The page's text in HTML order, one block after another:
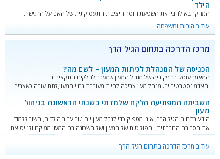
הילד
המחקר בא להבין את השפעת חוסר היציבות התעסוקתית של האם על הרגישות
האימהית שלה, שהיא מרכיב משמעותי בהתפתחות הילד בשלוש השנים הראשונות
לחיו.
עוד ב הורות ומשפחה
מרכז הדרכה בתחום הגיל הרך
הכניסה של המנהלת לכיתות המעון – לשם מה?
המאמר עוסק בתפקידיה של מנהל המעון שמעבר לחלקים התקציביים
והאדמינסטרטיביים. מנהל מעון צריכה להיות מעורבת בחיי המעון,לתת עזרה כשצריך
ולהדריך ולפקח על צוות המטפלות .
השביתה המפתיעה הלקח שלמדתי בשנתי הראשונה בניהול
מעון
הידע בתחום הגיל הרך, אינו מספיק כדי לנהל מעון יום טוב עבור הילדים, חשוב ללמוד
את הסביבה החברתית, והפוליטית של המעון ושל השכונה בה המעון ממוקם ולגייס את
אנשי המפתח בקהילה כשותפים למאמץ.
עוד ב מרכז הדרכה בתחום הגיל הרך